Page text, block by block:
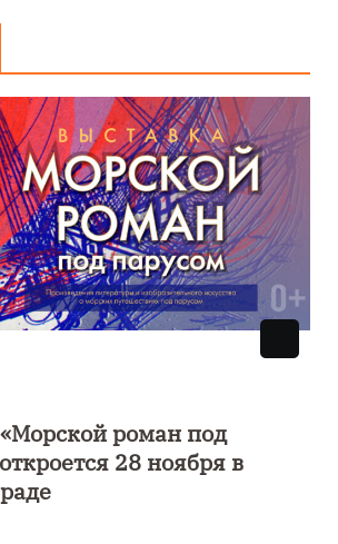
роман под
28 ноября в